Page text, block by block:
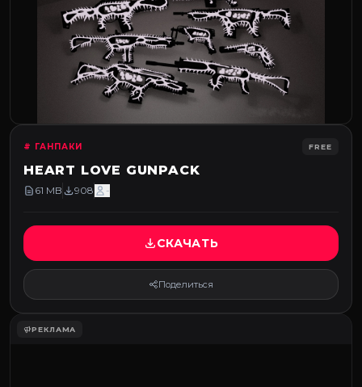
# ГАНПАКИ FREE
HEART LOVE GUNPACK
61 MB 908 -
СКАЧАТЬ
Поделиться
РЕКЛАМА